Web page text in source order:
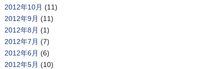
2012年10月 (11)
2012年9月 (11)
2012年8月 (1)
2012年7月 (7)
2012年6月 (6)
2012年5月 (10)